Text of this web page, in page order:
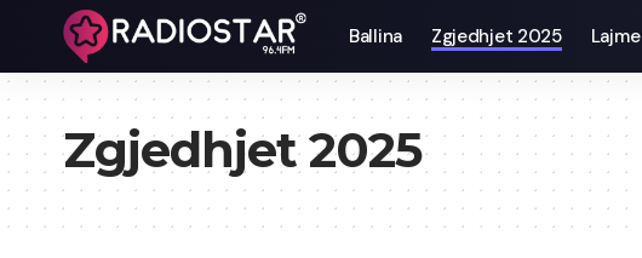
Ballina Zgjedhjet 2025 Lajme
Zgjedhjet 2025